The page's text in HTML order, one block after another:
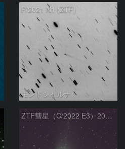
P/2021 N1 (ZTF)
モンドシャルナ
ZTF彗星（C/2022 E3）2023/01/26